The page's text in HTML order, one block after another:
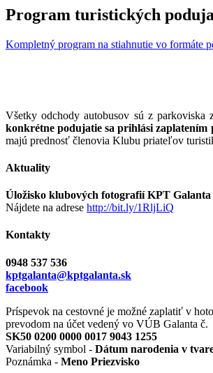
Program turistických
Kompletný program na stiahnutie vo formáte
Všetky odchody autobusov sú z parkoviska
konkrétne podujatie sa prihlási zaplatením
majú prednosť členovia Klubu priateľov
Aktuality
Úložisko klubových fotografií KPT Galanta
Nájdete na adrese http://bit.ly/1RljLiQ
Kontakty
0948 537 536
kptgalanta@kptgalanta.sk
facebook
Príspevok na cestovné je možné zaplatiť v
prevodom na účet vedený vo VÚB Galanta č.
SK50 0200 0000 0017 9043 1255
Variabilný symbol - Dátum narodenia v
Poznámka - Meno Priezvisko